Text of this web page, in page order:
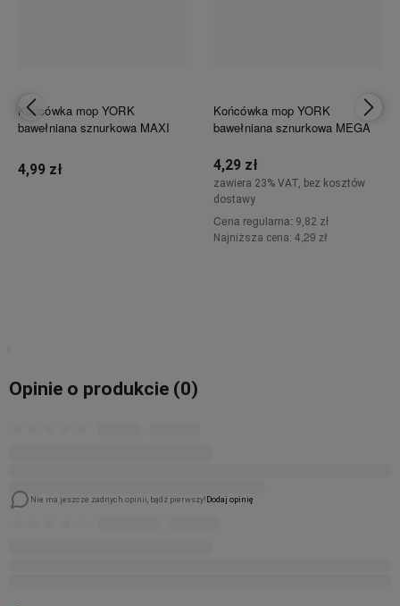
Końcówka mop YORK
bawełniana sznurkowa MAXI
4,99 zł
Końcówka mop YORK
bawełniana sznurkowa MEGA
4,29 zł
zawiera 23% VAT, bez kosztów
dostawy
Cena regularna: 9,82 zł
Najniższa cena: 4,29 zł
Opinie o produkcie (0)
Nie ma jeszcze żadnych opinii, bądź pierwszy! Dodaj opinię